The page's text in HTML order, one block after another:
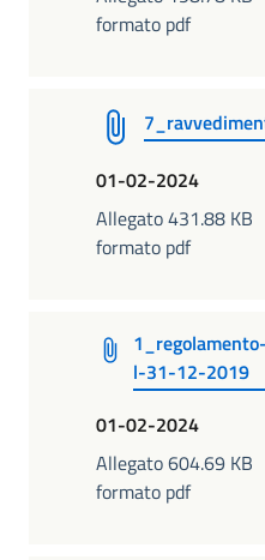
formato pdf
01-02-2024
Allegato 431.88 KB
formato pdf
l-31-12-2019
01-02-2024
Allegato 604.69 KB
formato pdf